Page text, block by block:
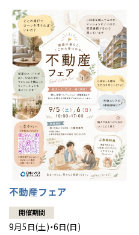
不動産フェア
開催期間
9月5日(土)・6日(日)